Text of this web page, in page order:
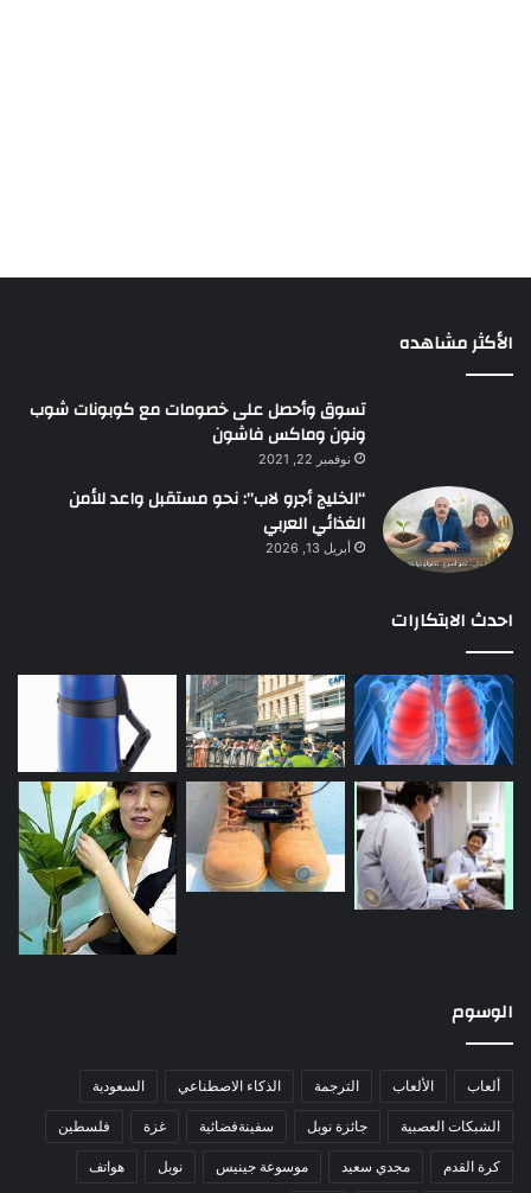
الأكثر مشاهده
تسوق وأحصل على خصومات مع كوبونات شوب
ونون وماكس فاشون
نوفمبر 22, 2021
“الخليج أجرو لاب”: نحو مستقبل واعد للأمن
الغذائي العربي
أبريل 13, 2026
احدث الابتكارات
الوسوم
ألعاب الألعاب الترجمة الذكاء الاصطناعي السعودية
الشبكات العصبية جائزة نوبل سفينةفضائية غزة فلسطين
كرة القدم مجدي سعيد موسوعة جينيس نوبل هواتف